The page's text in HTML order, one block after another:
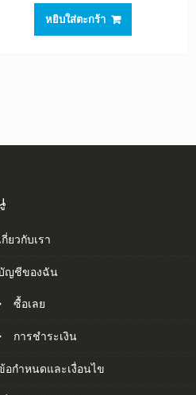
was:
฿1,520.00.
หยิบใส่ตะกร้า
กี่ยวกับเรา
ญชีของฉัน
ซื้อเลย
การชำระเงิน
อกำหนดและเงื่อนไข